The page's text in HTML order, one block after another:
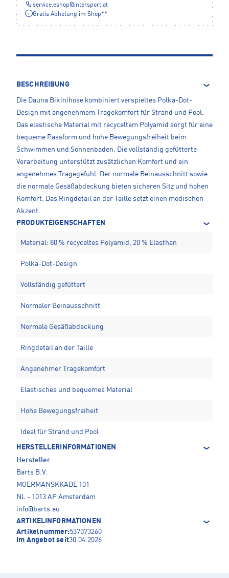
service.eshop@intersport.at
Gratis Abholung im Shop**
BESCHREIBUNG
Die Dauna Bikinihose kombiniert verspieltes Polka-Dot-
Design mit angenehmem Tragekomfort für Strand und Pool.
Das elastische Material mit recyceltem Polyamid sorgt für eine
bequeme Passform und hohe Bewegungsfreiheit beim
Schwimmen und Sonnenbaden. Die vollständig gefütterte
Verarbeitung unterstützt zusätzlichen Komfort und ein
angenehmes Tragegefühl. Der normale Beinausschnitt sowie
die normale Gesäßabdeckung bieten sicheren Sitz und hohen
Komfort. Das Ringdetail an der Taille setzt einen modischen
Akzent.
PRODUKTEIGENSCHAFTEN
Material: 80 % recyceltes Polyamid, 20 % Elasthan
Polka-Dot-Design
Vollständig gefüttert
Normaler Beinausschnitt
Normale Gesäßabdeckung
Ringdetail an der Taille
Angenehmer Tragekomfort
Elastisches und bequemes Material
Hohe Bewegungsfreiheit
Ideal für Strand und Pool
HERSTELLERINFORMATIONEN
Hersteller
Barts B.V.
MOERMANSKKADE 101
NL - 1013 AP Amsterdam
info@barts.eu
ARTIKELINFORMATIONEN
Artikelnummer:537073260
Im Angebot seit30.04.2026